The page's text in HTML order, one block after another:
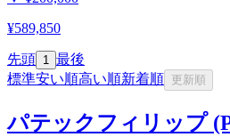
¥589,850
先頭 1 最後
標準安い順高い順新着順 更新順
パテックフィリップ